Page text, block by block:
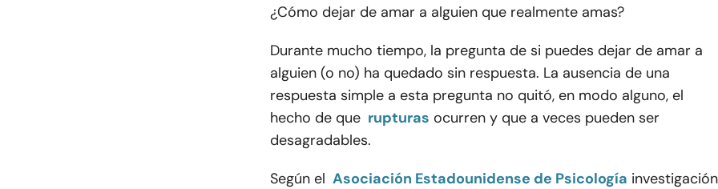
¿Cómo dejar de amar a alguien que realmente amas?
Durante mucho tiempo, la pregunta de si puedes dejar de amar a
alguien (o no) ha quedado sin respuesta. La ausencia de una
respuesta simple a esta pregunta no quitó, en modo alguno, el
hecho de que rupturas ocurren y que a veces pueden ser
desagradables.
Según el Asociación Estadounidense de Psicología